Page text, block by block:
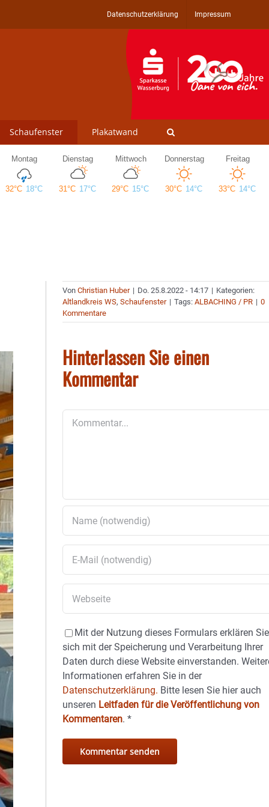
Datenschutzerklärung Impressum
Schaufenster Plakatwand
VonChristian Huber | Do. 25.8.2022 - 14:17 | Kategorien:
Altlandkreis WS,Schaufenster | Tags:ALBACHING / PR | 0
Kommentare
Hinterlassen Sie einen
Kommentar
Mit der Nutzung dieses Formulars erklären Sie
sich mit der Speicherung und Verarbeitung Ihrer
Daten durch diese Website einverstanden.
Informationen erfahren Sie in der
Datenschutzerklärung. Bitte lesen Sie hier auch
unseren Leitfaden für die Veröffentlichung von
Kommentaren.*